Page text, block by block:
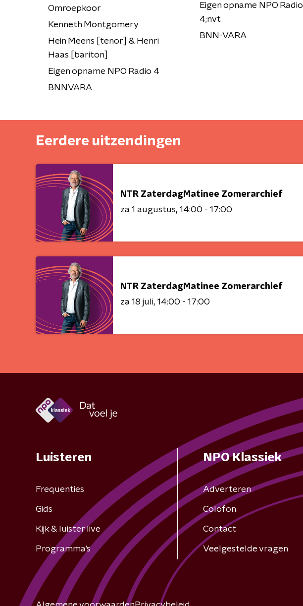
Omroepkoor
Kenneth Montgomery
Hein Meens [tenor] & Henri
Haas [bariton]
Eigen opname NPO Radio 4
BNNVARA
Eigen opname NPO Radio
4;nvt
BNN-VARA
Eerdere uitzendingen
NTR ZaterdagMatinee Zomerarchief
za 1 augustus 14:00 - 17:00
NTR ZaterdagMatinee Zomerarchief
za 18 juli 14:00 - 17:00
Luisteren
Frequenties
Gids
Kijk & luister live
Programma's
NPO Klassiek
Adverteren
Colofon
Contact
Veelgestelde vragen